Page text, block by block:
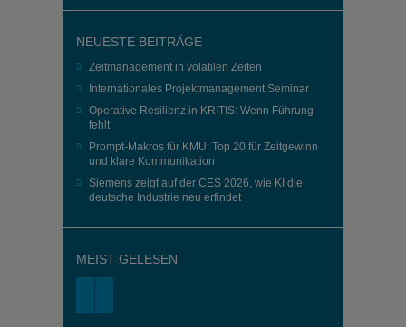
erhöhen.
Führung heißt künftig auch: Maschinen verstehen
und sinnvoll integrieren.
relevanter – nicht ersetzbar
NEUESTE BEITRÄGE
Zeitmanagement in volatilen Zeiten
Internationales Projektmanagement Seminar
Operative Resilienz in KRITIS: Wenn Führung
fehlt
Prompt-Makros für KMU: Top 20 für Zeitgewinn
und klare Kommunikation
Siemens zeigt auf der CES 2026, wie KI die
deutsche Industrie neu erfindet
MEIST GELESEN